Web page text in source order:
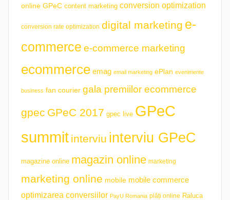
online GPeC content marketing conversion optimization
conversion rate optimization digital marketing e-
commerce e-commerce marketing
ecommerce emag email marketing ePlan evenimente
business fan courier gala premiilor ecommerce
gpec GPeC 2017 gpec live GPeC
summit interviu interviu GPeC
magazine online magazin online marketing
marketing online mobile mobile commerce
optimizarea conversiilor PayU Romania plăți online Raluca